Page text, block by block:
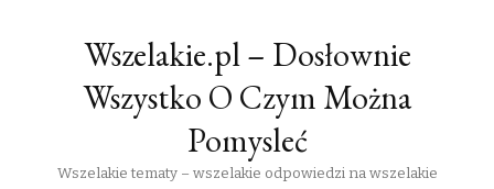
Wszelakie.pl – Dosłownie
Wszystko O Czym Można
Pomysleć
Wszelakie tematy – wszelakie odpowiedzi na wszelakie